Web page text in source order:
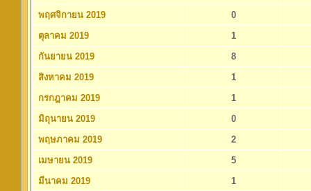
พฤศจิกายน 2019
0
ตุลาคม 2019
1
กันยายน 2019
8
สิงหาคม 2019
1
กรกฎาคม 2019
1
มิถุนายน 2019
0
พฤษภาคม 2019
2
เมษายน 2019
5
มีนาคม 2019
1